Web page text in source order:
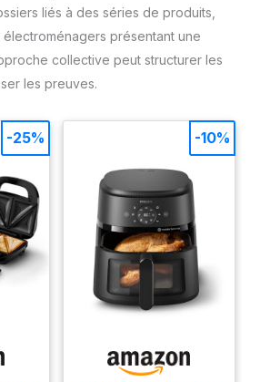
liés à des séries de produits,
présentant une
collective peut structurer les
les preuves.
-25% -10%